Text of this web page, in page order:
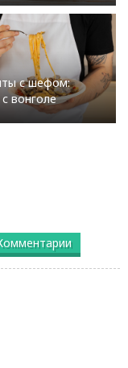
с шефом:
вонголе